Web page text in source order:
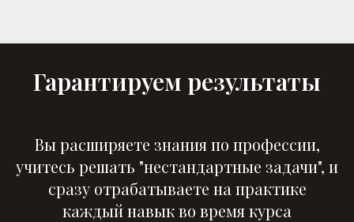
Гарантируем результаты
Вы расширяете знания по профессии,
учитесь решать "нестандартные задачи", и
сразу отрабатываете на практике
каждый навык во время курса